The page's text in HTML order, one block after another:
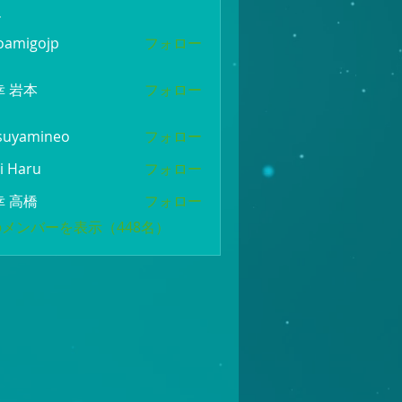
フォロー
岩本 フォロー
フォロー
Haru
フォロー
高橋
フォロー
ンバーを表示（448名）